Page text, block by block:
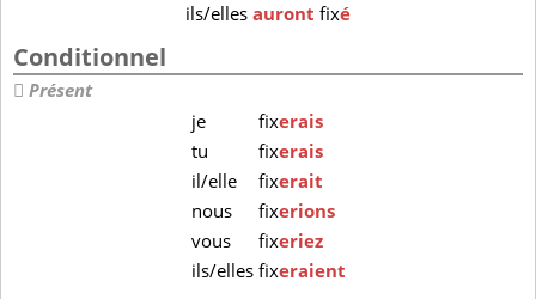
ils/ellesauront fixé
Conditionnel
Présent
je
fixerais
tu
fixerais
il/elle
fixerait
nous
fixerions
vous
fixeriez
ils/elles fixeraient